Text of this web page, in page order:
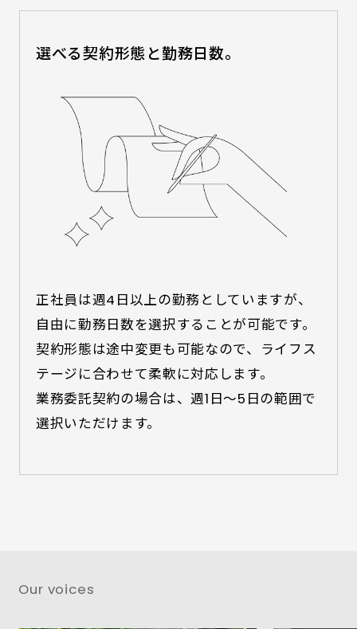
選べる契約形態と勤務日数。
正社員は週4日以上の勤務としていますが、
自由に勤務日数を選択することが可能です。
契約形態は途中変更も可能なので、ライフス
テージに合わせて柔軟に対応します。
業務委託契約の場合は、週1日〜5日の範囲で
選択いただけます。
Our voices